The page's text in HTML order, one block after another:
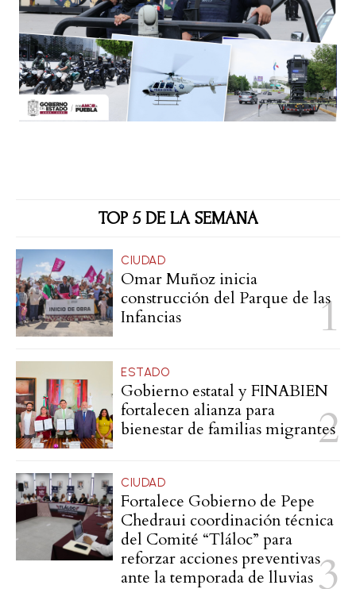
TOP 5 DE LA SEMANA
CIUDAD
Omar Muñoz inicia
construcción del Parque de las
Infancias
ESTADO
Gobierno estatal y FINABIEN
fortalecen alianza para
bienestar de familias migrantes
CIUDAD
Fortalece Gobierno de Pepe
Chedraui coordinación técnica
del Comité “Tláloc” para
reforzar acciones preventivas
ante la temporada de lluvias